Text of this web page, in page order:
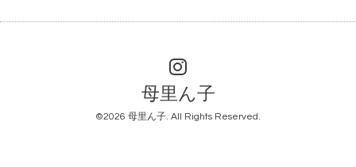
母里ん子
©2026 母里ん子. All Rights Reserved.